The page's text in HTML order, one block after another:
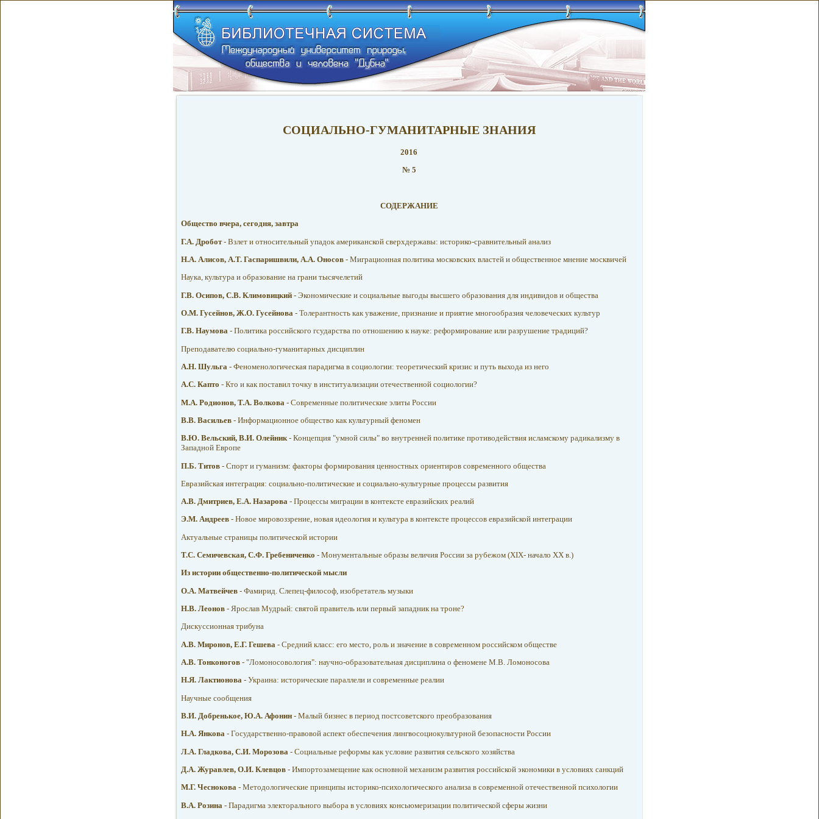
СОЦИАЛЬНО-ГУМАНИТАРНЫЕ ЗНАНИЯ
2016
№ 5
СОДЕРЖАНИЕ
Общество вчера, сегодня, завтра
Г.А. Дробот- Взлет и относительный упадок американской сверхдержавы: историко-сравнительный анализ
Н.А. Алисов, А.Т. Гаспаришвили, А.А. Оносов - Миграционная политика московских властей и общественное мнение москвичей
Наука, культура и образование на грани тысячелетий
Г.В. Осипов, С.В. Климовицкий - Экономические и социальные выгоды высшего образования для индивидов и общества
О.М. Гусейнов, Ж.О. Гусейнова - Толерантность как уважение, признание и приятие многообразия человеческих культур
Г.В. Наумова - Политика российского гсударства по отношению к науке: реформирование или разрушение традиций?
Преподавателю социально-гуманитарных дисциплин
А.Н. Шульга - Феноменологическая парадигма в социологии: теоретический кризис и путь выхода из него
A.С. Капто - Кто и как поставил точку в институализации отечественной социологии?
М.А. Родионов, Т.А. Волкова - Современные политические элиты России
B.В. Васильев - Информационное общество как культурный феномен
В.Ю. Вельский, В.И. Олейник- Концепция "умной силы" во внутренней политике противодействия исламскому радикализму в
Западной Европе
П.Б. Титов - Спорт и гуманизм: факторы формирования ценностных ориентиров современного общества
Евразийская интеграция: социально-политические и социально-культурные процессы развития
А.В. Дмитриев, Е.А. Назарова - Процессы миграции в контексте евразийских реалий
Э.М. Андреев - Новое мировоззрение, новая идеология и культура в контексте процессов евразийской интеграции
Актуальные страницы политической истории
Т.С. Семичевская, С.Ф. Гребениченко - Монументальные образы величия России за рубежом (XIX- начало XX в.)
Из истории общественно-политической мысли
О.А. Матвейчев - Фамирид. Слепец-философ, изобретатель музыки
Н.В. Леонов - Ярослав Мудрый: святой правитель или первый западник на троне?
Дискуссионная трибуна
А.В. Миронов, Е.Г. Гешева - Средний класс: его место, роль и значение в современном российском обществе
A.В. Тонконогов - "Ломоносовология": научно-образовательная дисциплина о феномене М.В. Ломоносова
Н.Я. Лактионова - Украина: исторические параллели и современные реалии
Научные сообщения
B.И. Добренькое, Ю.А. Афонин - Малый бизнес в период постсоветского преобразования
Н.А. Янкова - Государственно-правовой аспект обеспечения лингвосоциокультурной безопасности России
Л.А. Гладкова, С.И. Морозова - Социальные реформы как условие развития сельского хозяйства
Д.А. Журавлев, О.И. Клевцов - Импортозамещение как основной механизм развития российской экономики в условиях санкций
М.Г. Чеснокова - Методологические принципы историко-психологического анализа в современной отечественной психологии
B.А. Розина - Парадигма электорального выбора в условиях консьюмеризации политической сферы жизни